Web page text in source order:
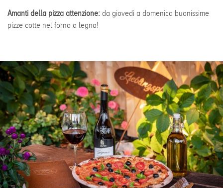
Amanti della pizza attenzione: da giovedì a domenica buonissime
pizze cotte nel forno a legna!